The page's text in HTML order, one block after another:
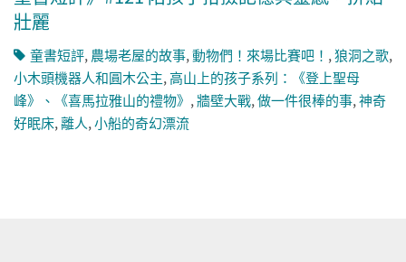
壯麗
童書短評,農場老屋的故事,動物們！來場比賽吧！ ,狼洞之歌,
小木頭機器人和圓木公主,高山上的孩子系列：《登上聖母
峰》、《喜馬拉雅山的禮物》 ,牆壁大戰,做一件很棒的事,神奇
好眠床,離人,小船的奇幻漂流